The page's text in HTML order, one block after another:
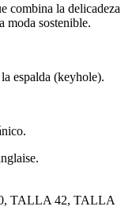
combina la delicadeza
moda sostenible.
espalda (keyhole).
TALLA 42, TALLA